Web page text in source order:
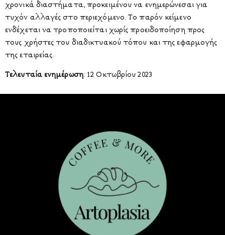
χρονικά διαστήματα, προκειμένου να ενημερώνεσαι για
τυχόν αλλαγές στο περιεχόμενο. Το παρόν κείμενο
ενδέχεται να τροποποιείται χωρίς προειδοποίηση προς
τους χρήστες του διαδικτυακού τόπου και της εφαρμογής
της εταιρείας.
Τελευταία ενημέρωση: 12 Οκτωβρίου 2023